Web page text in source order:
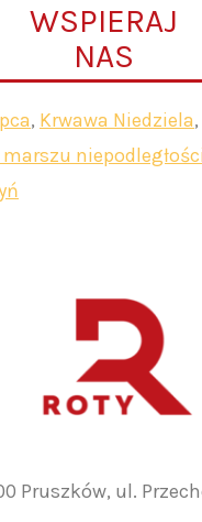
WSPIERAJ
NAS
, Krwawa Niedziela,
niepodległości
Pruszków, ul.